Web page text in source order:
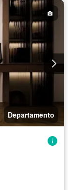
Departamento